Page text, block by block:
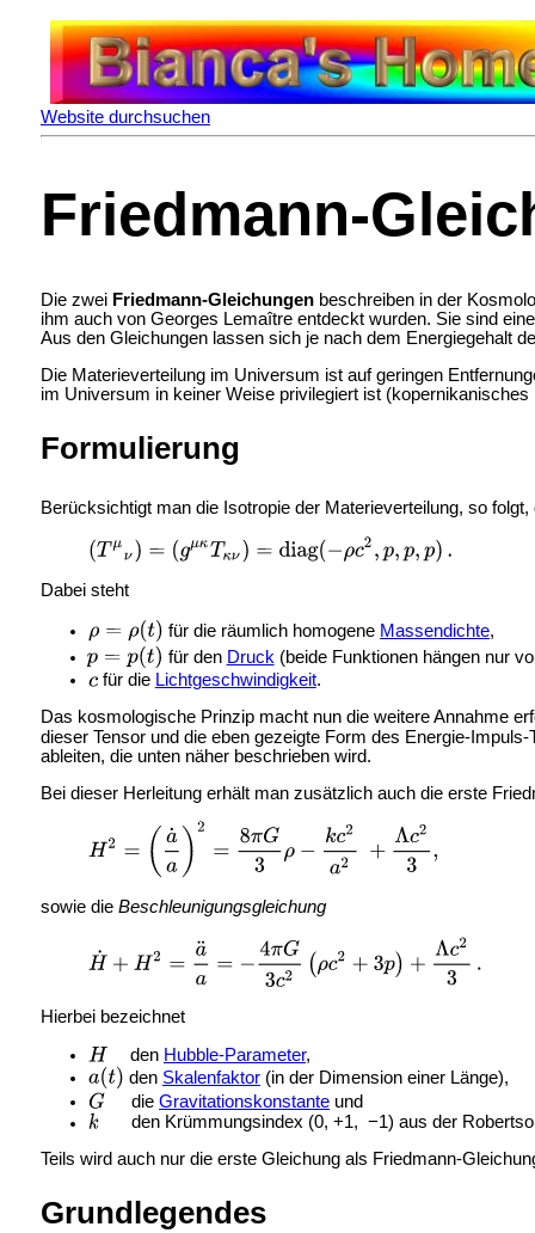
Website durchsuchen
Friedmann-
Die zwei Friedmann-Gleichungenbeschreiben in der
ihm auch von Georges Lemaître entdeckt wurden. Sie sind
Aus den Gleichungen lassen sich je nach dem Energiegehalt
Die Materieverteilung im Universum ist auf geringen
im Universum in keiner Weise privilegiert ist (kopernikanisches
Formulierung
Berücksichtigt man die Isotropie der Materieverteilung, so
Dabei steht
für die räumlich homogene Massendichte,
für den Druck (beide Funktionen hängen nur
für die Lichtgeschwindigkeit.
Das kosmologische Prinzip macht nun die weitere Annahme
dieser Tensor und die eben gezeigte Form des Energie-
ableiten, die unten näher beschrieben wird.
Bei dieser Herleitung erhält man zusätzlich auch die erste
sowie die Beschleunigungsgleichung
Hierbei bezeichnet
den Hubble-Parameter,
den Skalenfaktor(in der Dimension einer Länge),
dieGravitationskonstante und
den Krümmungsindex (0, +1, −1) aus der
Teils wird auch nur die erste Gleichung als Friedmann-
Grundlegendes